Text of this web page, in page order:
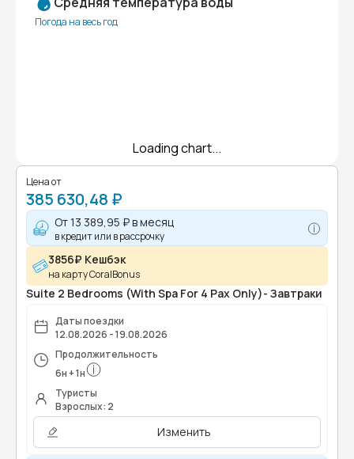
Погода на весь год
Loading chart...
Цена от
385 630,48 ₽
От13 389,95 ₽в месяц
в кредит или в рассрочку
3856₽ Кешбэк
на карту CoralBonus
Suite 2 Bedrooms (With Spa For 4 Pax Only)- Завтраки
Даты поездки
12.08.2026 - 19.08.2026
Продолжительность
6н +1н
Туристы
Взрослых: 2
Изменить